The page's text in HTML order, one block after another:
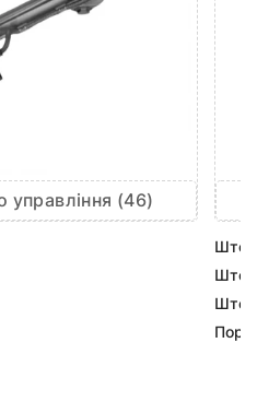
управління (46)
Шток
Шток